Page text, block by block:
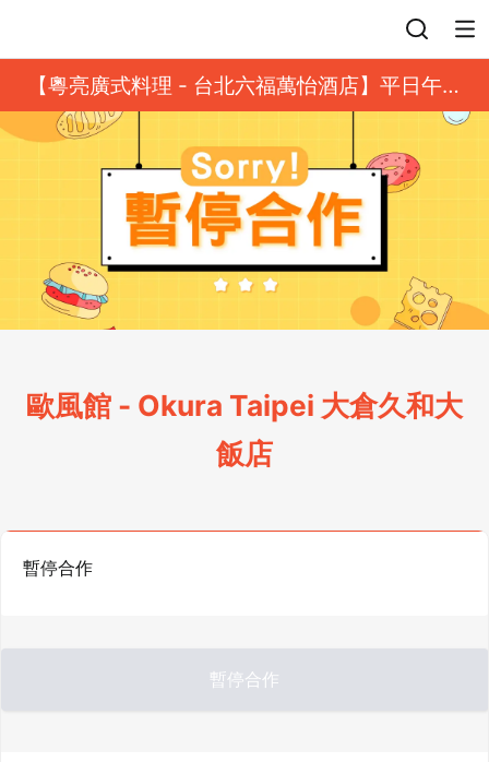
【粵亮廣式料理 - 台北六福萬怡酒店】平日午餐
8 折起｜靓港點套餐
歐風館 - Okura Taipei 大倉久和大
飯店
暫停合作
暫停合作